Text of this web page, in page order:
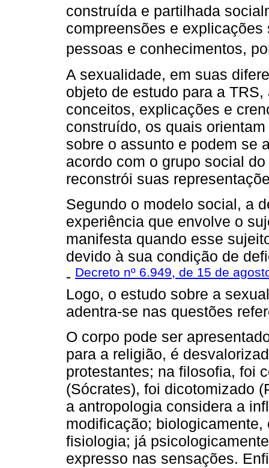
construída e partilhada
compreensões e
pessoas e conhecimentos,
A sexualidade, em suas
objeto de estudo para a
conceitos, explicações e
construído, os quais
sobre o assunto e podem se
acordo com o grupo social
reconstrói suas
Segundo o modelo social, a
experiência que envolve o
manifesta quando esse
devido à sua condição de
- Decreto nº 6.949, de 15 de
Logo, o estudo sobre a
adentra-se nas questões
O corpo pode ser
para a religião, é
protestantes; na filosofia, foi
(Sócrates), foi dicotomizado
a antropologia considera a
modificação;
fisiologia; já
expresso nas sensações.